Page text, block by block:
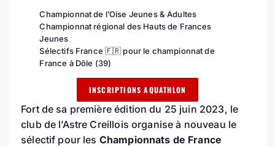
Championnat de l’Oise Jeunes & Adultes
Championnat régional des Hauts de Frances
Jeunes
Sélectifs France 🇫🇷 pour le championnat de
France à Dôle (39)
INSCRIPTIONS AQUATHLON
Fort de sa première édition du 25 juin 2023, le
club de l’Astre Creillois organise à nouveau le
sélectif pour les Championnats de France